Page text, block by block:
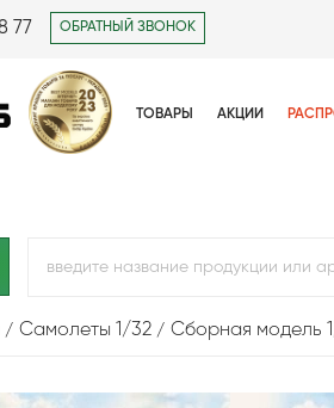
77 ОБРАТНЫЙ ЗВОНОК
ТОВАРЫ АКЦИИ
Самолеты 1/32 Сборная модель